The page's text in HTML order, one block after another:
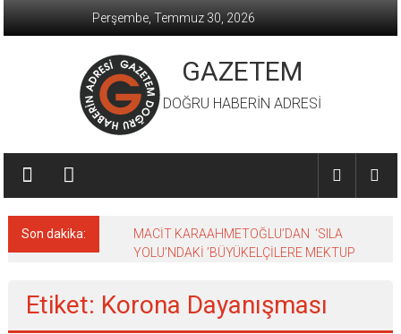
Perşembe, Temmuz 30, 2026
GAZETEM
DOĞRU HABERİN ADRESİ
Son dakika:
MACİT KARAAHMETOĞLU’DAN ‘SILA
YOLU’NDAKİ ’BÜYÜKELÇİLERE MEKTUP
Etiket: Korona Dayanışması